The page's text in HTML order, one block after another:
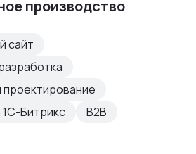
производство
сайт
проектирование
1С-Битрикс
B2B